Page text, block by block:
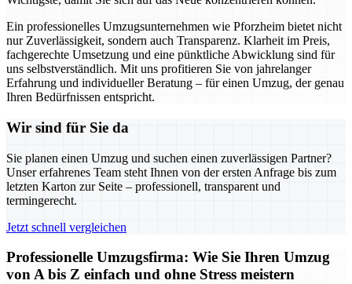
Ein professionelles Umzugsunternehmen wie Pforzheim bietet nicht
nur Zuverlässigkeit, sondern auch Transparenz. Klarheit im Preis,
fachgerechte Umsetzung und eine pünktliche Abwicklung sind für
uns selbstverständlich. Mit uns profitieren Sie von jahrelanger
Erfahrung und individueller Beratung – für einen Umzug, der genau
Ihren Bedürfnissen entspricht.
Wir sind für Sie da
Sie planen einen Umzug und suchen einen zuverlässigen Partner?
Unser erfahrenes Team steht Ihnen von der ersten Anfrage bis zum
letzten Karton zur Seite – professionell, transparent und
termingerecht.
Jetzt schnell vergleichen
Professionelle Umzugsfirma: Wie Sie Ihren Umzug
von A bis Z einfach und ohne Stress meistern